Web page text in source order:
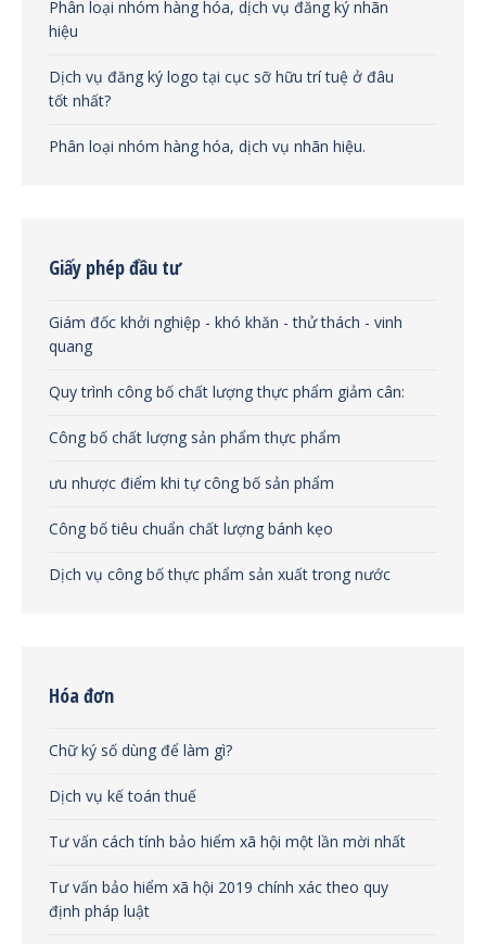
Phân loại nhóm hàng hóa, dịch vụ đăng ký nhãn
hiệu
Dịch vụ đăng ký logo tại cục sỡ hữu trí tuệ ở đâu
tốt nhất?
Phân loại nhóm hàng hóa, dịch vụ nhãn hiệu.
Giấy phép đầu tư
Giám đốc khởi nghiệp - khó khăn - thử thách - vinh
quang
Quy trình công bố chất lượng thực phẩm giảm cân:
Công bố chất lượng sản phẩm thực phẩm
ưu nhược điểm khi tự công bố sản phẩm
Công bố tiêu chuẩn chất lượng bánh kẹo
Dịch vụ công bố thực phẩm sản xuất trong nước
Hóa đơn
Chữ ký số dùng để làm gì?
Dịch vụ kế toán thuế
Tư vấn cách tính bảo hiểm xã hội một lần mời nhất
Tư vấn bảo hiểm xã hội 2019 chính xác theo quy
định pháp luật